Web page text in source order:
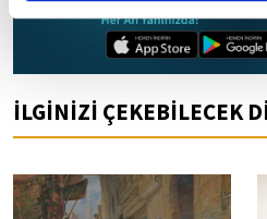
Mobil
İLGİNİZİ ÇEKEBİLECEK